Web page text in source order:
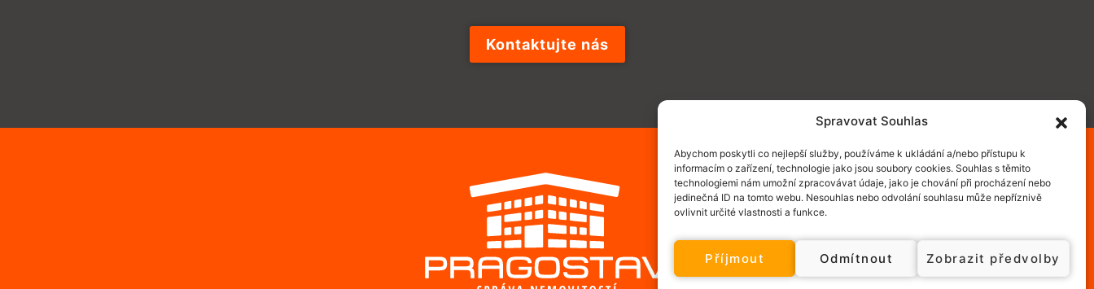
Spravovat Souhlas
Abychom poskytli co nejlepší služby, používáme k ukládání a/nebo přístupu k
informacím o zařízení, technologie jako jsou soubory cookies. Souhlas s těmito
technologiemi nám umožní zpracovávat údaje, jako je chování při procházení nebo
jedinečná ID na tomto webu. Nesouhlas nebo odvolání souhlasu může nepříznivě
ovlivnit určité vlastnosti a funkce.
Příjmout Odmítnout Zobrazit předvolby
Kontaktujte nás